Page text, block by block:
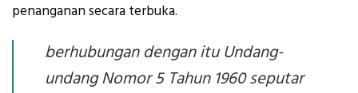
penanganan secara terbuka.
berhubungan dengan itu Undang-
undang Nomor 5 Tahun 1960 seputar